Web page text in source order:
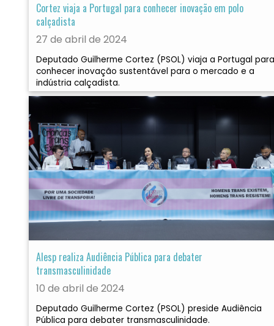
Cortez viaja a Portugal para conhecer inovação em polo
calçadista
27 de abril de 2024
Deputado Guilherme Cortez (PSOL) viaja a Portugal para
conhecer inovação sustentável para o mercado e a
indústria calçadista.
Alesp realiza Audiência Pública para debater
transmasculinidade
10 de abril de 2024
Deputado Guilherme Cortez (PSOL) preside Audiência
Pública para debater transmasculinidade.